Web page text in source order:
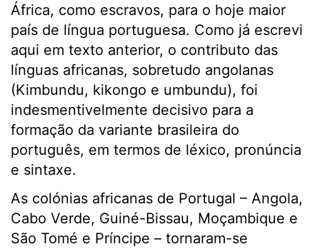
África, como escravos, para o hoje maior
país de língua portuguesa. Como já escrevi
aqui em texto anterior, o contributo das
línguas africanas, sobretudo angolanas
(Kimbundu, kikongo e umbundu), foi
indesmentivelmente decisivo para a
formação da variante brasileira do
português, em termos de léxico, pronúncia
e sintaxe.
As colónias africanas de Portugal – Angola,
Cabo Verde, Guiné-Bissau, Moçambique e
São Tomé e Príncipe – tornaram-se